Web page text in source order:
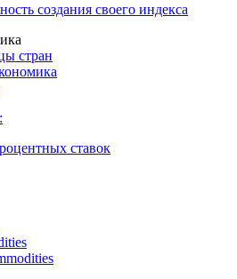
создания своего индекса
стран
ставок